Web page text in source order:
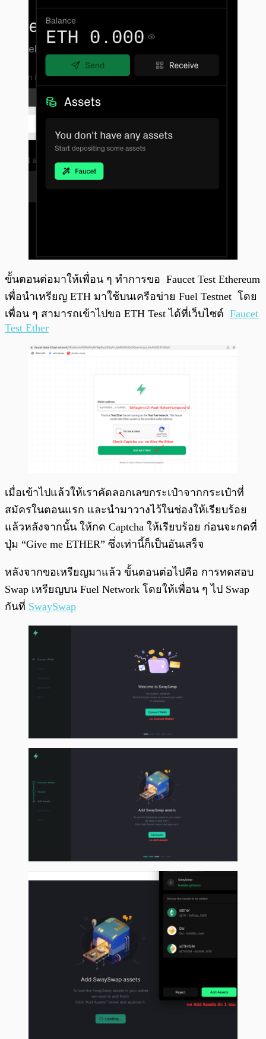
ขั้นตอนต่อมาให้เพื่อน ๆ ทำการขอ Faucet Test Ethereum
เพื่อนำเหรียญ ETH มาใช้บนเครือข่าย Fuel Testnet โดย
เพื่อน ๆ สามารถเข้าไปขอ ETH Test ได้ที่เว็บไซต์ Faucet
Test Ether
เมื่อเข้าไปแล้วให้เราคัดลอกเลขกระเป๋าจากกระเป๋าที่
สมัครในตอนแรก และนำมาวางไว้ในช่องให้เรียบร้อย
แล้วหลังจากนั้น ให้กด Captcha ให้เรียบร้อย ก่อนจะกดที่
ปุ่ม “Give me ETHER” ซึ่งเท่านี้ก็เป็นอันเสร็จ
หลังจากขอเหรียญมาแล้ว ขั้นตอนต่อไปคือ การทดสอบ
Swap เหรียญบน Fuel Network โดยให้เพื่อน ๆ ไป Swap
กันที่ SwaySwap